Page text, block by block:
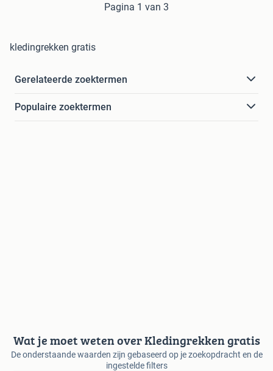
Pagina 1 van 3
kledingrekken gratis
Gerelateerde zoektermen
Populaire zoektermen
Wat je moet weten over Kledingrekken gratis
De onderstaande waarden zijn gebaseerd op je zoekopdracht en de
ingestelde filters